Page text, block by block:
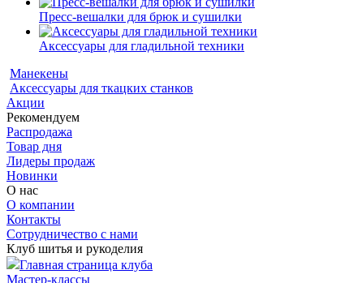
Пресс-вешалки для брюк и сушилки
Аксессуары для гладильной техники
Манекены
Аксессуары для ткацких станков
Акции
Рекомендуем
Распродажа
Товар дня
Лидеры продаж
Новинки
О нас
О компании
Контакты
Сотрудничество с нами
Клуб шитья и рукоделия
Главная страница клуба
Мастер-классы